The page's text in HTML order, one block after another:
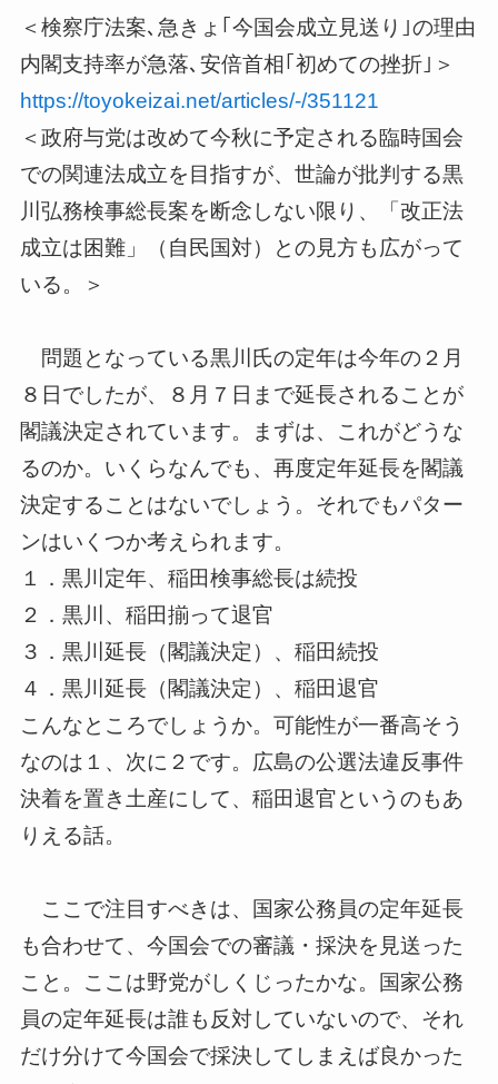
＜検察庁法案､急きょ｢今国会成立見送り｣の理由
内閣支持率が急落､安倍首相｢初めての挫折｣＞
https://toyokeizai.net/articles/-/351121
＜政府与党は改めて今秋に予定される臨時国会
での関連法成立を目指すが、世論が批判する黒
川弘務検事総長案を断念しない限り、「改正法
成立は困難」（自民国対）との見方も広がって
いる。＞
問題となっている黒川氏の定年は今年の２月
８日でしたが、８月７ 日まで延長されることが
閣議決定されています。まずは、これがどうな
るのか。いくらなんでも、再度定年延長を閣議
決定することはないでしょう。それでもパター
ンはいくつか考えられます。
１．黒川定年、稲田検事総長は続投
２．黒川、稲田揃って退官
３．黒川延長（閣議決定）、稲田続投
４．黒川延長（閣議決定）、稲田退官
こんなところでしょうか。可能性が一番高そう
なのは１、次に２です。広島の公選法違反事件
決着を置き土産にして、稲田退官という のもあ
りえる話。
ここで注目すべきは、国家公務員の定年延長
も合わせて、今国会での審議・採決を見送った
こと。ここは野党がしくじったかな。国家公務
員の定年延長は誰も反対していないので、それ
だけ分けて今国会で採決してしまえば良かった